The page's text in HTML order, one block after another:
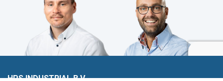
HPS INDUSTRIAL B.V.